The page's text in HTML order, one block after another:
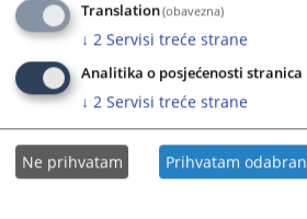
URED GLAVNE KANTONALNE TUŽITELJICE
Molimo Vas da pri preuzimanju ili
objavljuje Kantonalno tužilaštvo Kantona
vidu presumpciju nevinosti iz člana 3.
FBiH u kojem je u stavu 1. definisano da
za krivično djelo dok se pravosnažnom
Translation(obavezna)
↓ 2 Servisi treće strane
Analitika o posjećenosti stranica
↓ 2 Servisi treće strane
Ne prihvatam Prihvatam